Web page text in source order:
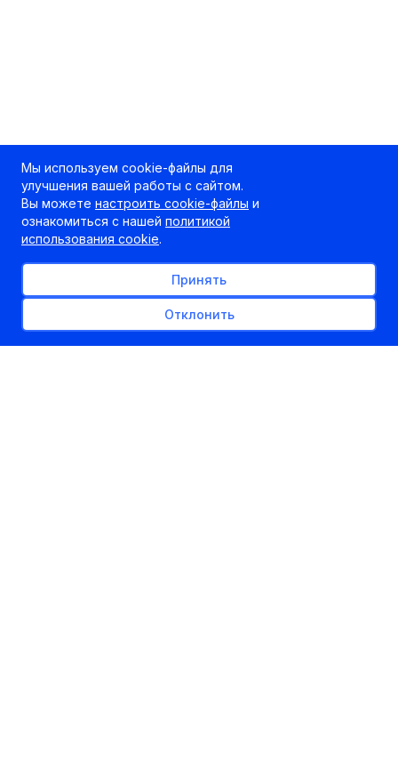
Мы используем cookie-файлы для
улучшения вашей работы с сайтом.
Вы можете настроить cookie-файлы и
ознакомиться с нашей политикой
использования cookie.
Принять
Отклонить